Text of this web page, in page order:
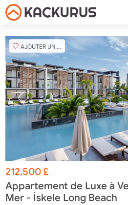
AJOUTER UN FAVORI
212,500£
Appartement de Luxe à
Mer - İskele Long Beach